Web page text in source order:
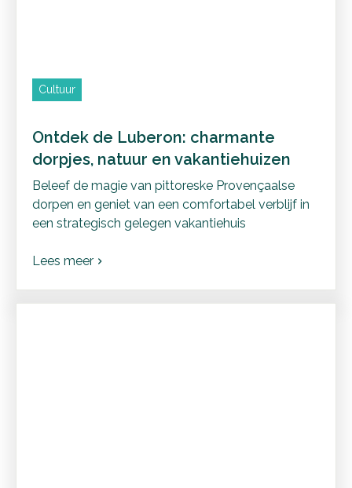
Cultuur
Ontdek de Luberon: charmante
dorpjes, natuur en vakantiehuizen
Beleef de magie van pittoreske Provençaalse
dorpen en geniet van een comfortabel verblijf in
een strategisch gelegen vakantiehuis
Lees meer chevron_right